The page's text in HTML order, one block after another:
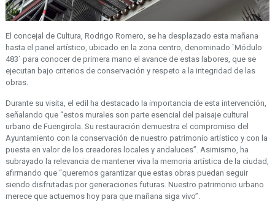
El concejal de Cultura, Rodrigo Romero, se ha desplazado esta mañana
hasta el panel artístico, ubicado en la zona centro, denominado `Módulo
483´ para conocer de primera mano el avance de estas labores, que se
ejecutan bajo criterios de conservación y respeto a la integridad de las
obras.
Durante su visita, el edil ha destacado la importancia de esta intervención,
señalando que “estos murales son parte esencial del paisaje cultural
urbano de Fuengirola. Su restauración demuestra el compromiso del
Ayuntamiento con la conservación de nuestro patrimonio artístico y con la
puesta en valor de los creadores locales y andaluces”. Asimismo, ha
subrayado la relevancia de mantener viva la memoria artística de la ciudad,
afirmando que “queremos garantizar que estas obras puedan seguir
siendo disfrutadas por generaciones futuras. Nuestro patrimonio urbano
merece que actuemos hoy para que mañana siga vivo”.